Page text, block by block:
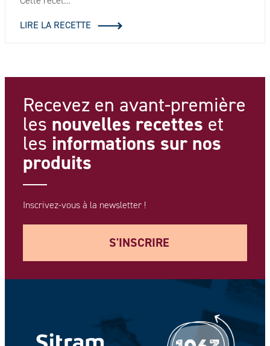
LIRE LA RECETTE
Recevez en avant-première
les nouvelles recettes et
les informations sur nos
produits
Inscrivez-vous à la newsletter !
S'INSCRIRE
Votre Nom *